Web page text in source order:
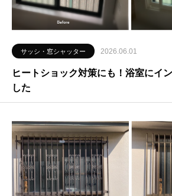
サッシ・窓シャッター 2026.06.01
ヒートショック対策にも！浴室にイ
した